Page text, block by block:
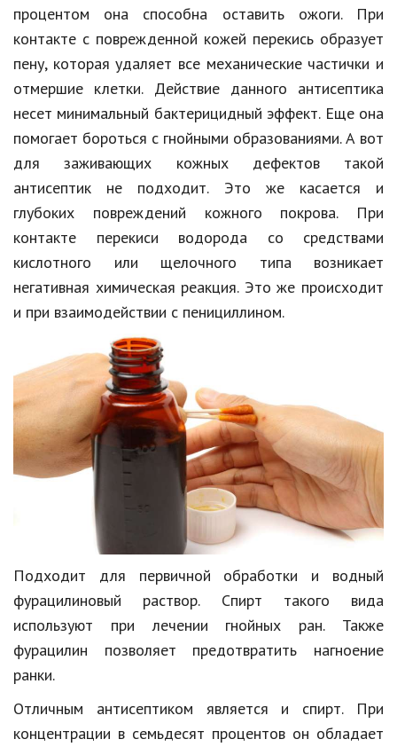
Домашние животные
Семья и дети
Путешествия
Строительство
Культура и общество
Мода и стиль
Бизнес
Хобби и развлечения
Финансы
Юриспруденция
Природа
Образование
Наука и технологии
процентом она способна оставить ожоги. При
контакте с поврежденной кожей перекись образует
пену, которая удаляет все механические частички и
отмершие клетки. Действие данного антисептика
несет минимальный бактерицидный эффект. Еще она
помогает бороться с гнойными образованиями. А вот
для заживающих кожных дефектов такой
антисептик не подходит. Это же касается и
глубоких повреждений кожного покрова. При
контакте перекиси водорода со средствами
кислотного или щелочного типа возникает
негативная химическая реакция. Это же происходит
и при взаимодействии с пенициллином.
Подходит для первичной обработки и водный
фурацилиновый раствор. Спирт такого вида
используют при лечении гнойных ран. Также
фурацилин позволяет предотвратить нагноение
ранки.
Отличным антисептиком является и спирт. При
концентрации в семьдесят процентов он обладает